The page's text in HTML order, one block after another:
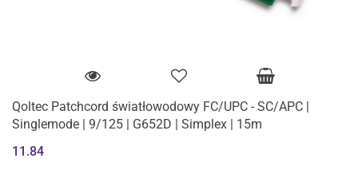
Qoltec Patchcord światłowodowy FC/UPC - SC/APC |
Singlemode | 9/125 | G652D | Simplex | 15m
11.84